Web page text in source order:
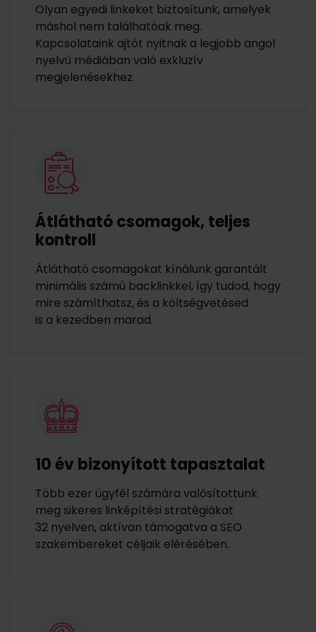
Olyan egyedi linkeket biztosítunk, amelyek
máshol nem találhatóak meg.
Kapcsolataink ajtót nyitnak a legjobb angol
nyelvű médiában való exkluzív
megjelenésekhez.
Átlátható csomagok, teljes
kontroll
Átlátható csomagokat kínálunk garantált
minimális számú backlinkkel, így tudod, hogy
mire számíthatsz, és a költségvetésed
is a kezedben marad.
10 év bizonyított tapasztalat
Több ezer ügyfél számára valósítottunk
meg sikeres linképítési stratégiákat
32 nyelven, aktívan támogatva a SEO
szakembereket céljaik elérésében.